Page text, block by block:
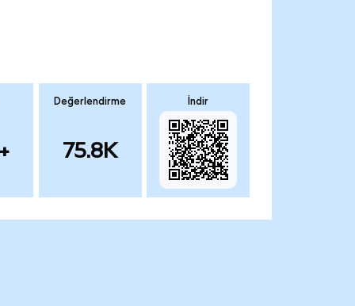
Değerlendirme
75.8K
İndir